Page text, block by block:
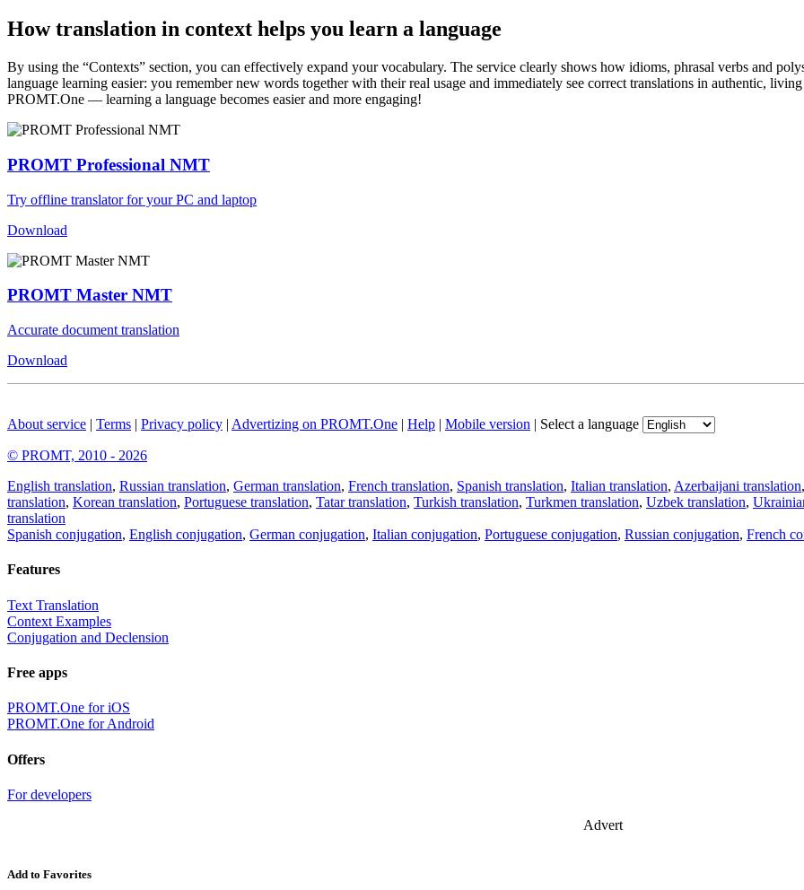
How translation in context helps you learn a language
By using the “Contexts” section, you can effectively expand your vocabulary. The service clearly shows how idioms, phrasal verbs and
language learning easier: you remember new words together with their real usage and immediately see correct translations in authentic,
PROMT.One — learning a language becomes easier and more engaging!
PROMT Professional NMT
Try offline translator for your PC and laptop
Download
PROMT Master NMT
Accurate document translation
Download
About service | Terms | Privacy policy | Advertizing on PROMT.One | Help | Mobile version | Select a language
© PROMT, 2010 - 2026
English translation, Russian translation, German translation, French translation, Spanish translation, Italian translation, Azerbaijani translation,
translation, Korean translation, Portuguese translation, Tatar translation, Turkish translation, Turkmen translation, Uzbek translation,
translation
Spanish conjugation, English conjugation, German conjugation, Italian conjugation, Portuguese conjugation, Russian conjugation, French
Features
Text Translation
Context Examples
Conjugation and Declension
Free apps
PROMT.One for iOS
PROMT.One for Android
Offers
For developers
Advert
Add to Favorites